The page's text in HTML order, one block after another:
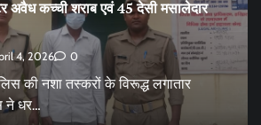
अवैध कच्ची शराब एवं 45 देसी मसालेदार
4, 2026 0
की नशा तस्करों के विरूद्ध लगातार
ने धर…